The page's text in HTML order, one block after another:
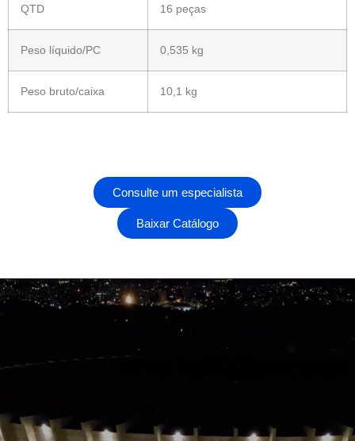
QTD 16 peças
Peso líquido/PC 0,535 kg
Peso bruto/caixa 10,1 kg
Consulte um especialista
Baixar Catálogo